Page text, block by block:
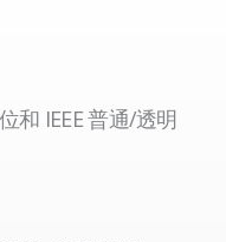
和 IEEE 普通/透明